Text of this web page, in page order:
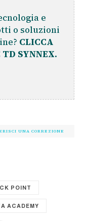
e
o soluzioni
CLICCA
SYNNEX.
UNA CORREZIONE
POINT
ACADEMY